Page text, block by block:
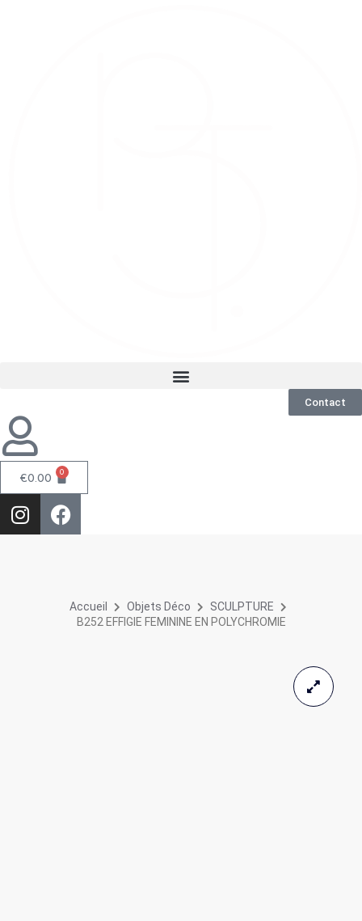
Contact
€0.00 0
Accueil Objets Déco
SCULPTURE
B252 EFFIGIE FEMININE EN POLYCHROMIE